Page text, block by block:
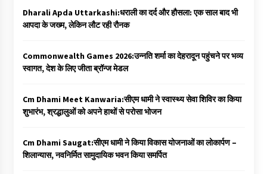
Dharali Apda Uttarkashi:धराली का दर्द और हौसला: एक साल बाद भी
आपदा के जख्म, लेकिन लौट रही रौनक
Commonwealth Games 2026:उन्नति शर्मा का देहरादून पहुंचने पर भव्य
स्वागत, देश के लिए जीता ब्रॉन्ज मेडल
Cm Dhami Meet Kanwaria:सीएम धामी ने स्वास्थ्य सेवा शिविर का किया
शुभारंभ, श्रद्धालुओं को अपने हाथों से परोसा भोजन
Cm Dhami Saugat:सीएम धामी ने किया विकास योजनाओं का लोकार्पण –
शिलान्यास, नवनिर्मित सामुदायिक भवन किया समर्पित